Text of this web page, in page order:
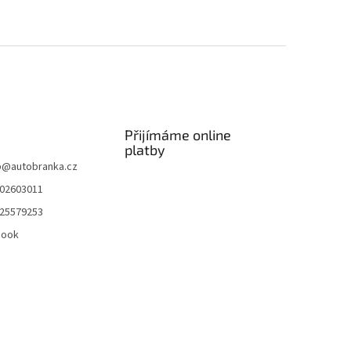
@autobranka.cz
Přijímáme online
platby